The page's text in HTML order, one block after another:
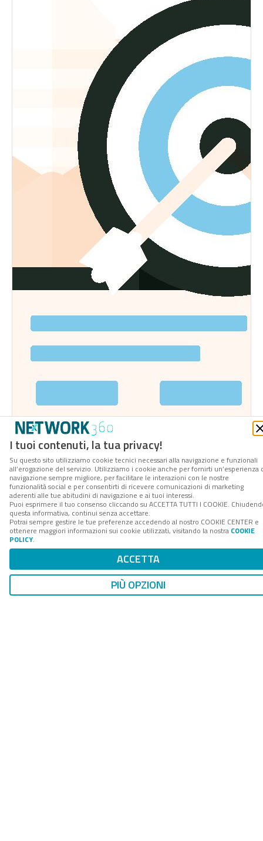
Scaricalo gratis! DOWNLOAD
WHITE PAPER
Clienti connessi ed evoluzione del
customer care: il contact center in cloud
fa la differenza
I tuoi contenuti, la tua privacy!
Su questo sito utilizziamo cookie tecnici necessari alla navigazione e funzionali
all’erogazione del servizio. Utilizziamo i cookie anche per fornirti un’esperienza
navigazione sempre migliore, per facilitare le interazioni con le nostre
funzionalità social e per consentirti di ricevere comunicazioni di marketing
aderenti alle tue abitudini di navigazione e ai tuoi interessi.
Puoi esprimere il tuo consenso cliccando su ACCETTA TUTTI I COOKIE.
questa informativa, continui senza accettare.
Potrai sempre gestire le tue preferenze accedendo al nostro COOKIE CENTER e
ottenere maggiori informazioni sui cookie utilizzati, visitando la nostra COOKIE
POLICY.
ACCETTA
PIÙ OPZIONI